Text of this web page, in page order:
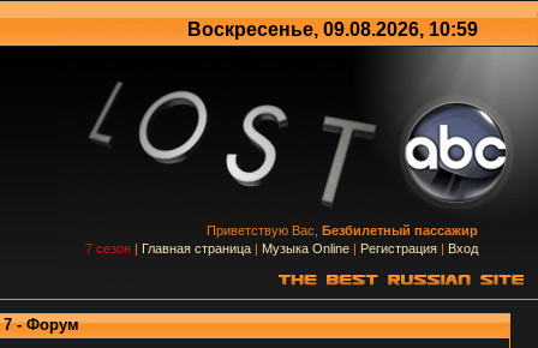
Воскресенье, 09.08.2026, 10:59
Приветствую Вас, Безбилетный пассажир
7 сезон | Главная страница | Музыка Online | Регистрация | Вход
7 - Форум